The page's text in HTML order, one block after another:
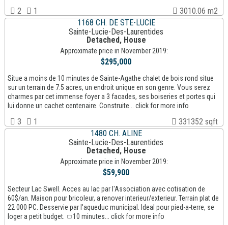
2 1
3010.06 m2
1168 CH. DE STE-LUCIE
Sainte-Lucie-Des-Laurentides
Detached, House
Approximate price in November 2019:
$295,000
Situe a moins de 10 minutes de Sainte-Agathe chalet de bois rond situe
sur un terrain de 7.5 acres, un endroit unique en son genre. Vous serez
charmes par cet immense foyer a 3 facades, ses boiseries et portes qui
lui donne un cachet centenaire. Construite... click for more info
3 1
331352 sqft
1480 CH. ALINE
Sainte-Lucie-Des-Laurentides
Detached, House
Approximate price in November 2019:
$59,900
Secteur Lac Swell. Acces au lac par l'Association avec cotisation de
60$/an. Maison pour bricoleur, a renover interieur/exterieur. Terrain plat de
22 000 PC. Desservie par l'aqueduc municipal. Ideal pour pied-a-terre, se
loger a petit budget. ﾱ10 minutes... click for more info